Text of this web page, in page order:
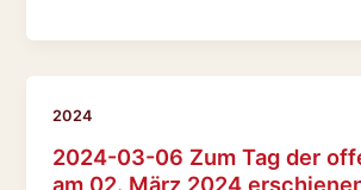
2024
2024-03-06 Zum Tag der
am 02. März 2024